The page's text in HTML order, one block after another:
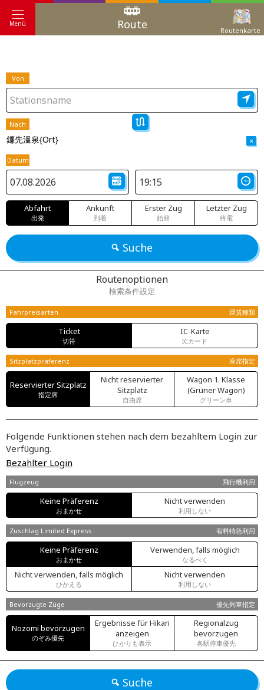
Menü Route Routenkarte
Von
Nach
鐮先溫泉{Ort} ×
Datum
Abfahrt
出発
Ankunft
到着
Erster Zug
始発
Letzter Zug
終電
Suche
Routenoptionen
検索条件設定
Fahrpreisarten 運賃種類
Ticket
切符
IC-Karte
ICカード
Sitzplatzpräferenz 座席指定
Reservierter Sitzplatz
指定席
Nicht reservierter
Sitzplatz
自由席
Wagon 1. Klasse
(Grüner Wagon)
グリーン車
Folgende Funktionen stehen nach dem bezahltem Login zur
Verfügung.
Bezahlter Login
Flugzeug 飛行機利用
Keine Präferenz
おまかせ
Nicht verwenden
利用しない
Zuschlag Limited Express 有料特急利用
Keine Präferenz
おまかせ
Verwenden, falls möglich
なるべく
Nicht verwenden, falls möglich
ひかえる
Nicht verwenden
利用しない
Bevorzugte Züge 優先列車指定
Nozomi bevorzugen
のぞみ優先
Ergebnisse für Hikari
anzeigen
ひかりも表示
Regionalzug
bevorzugen
各駅停車優先
Suche